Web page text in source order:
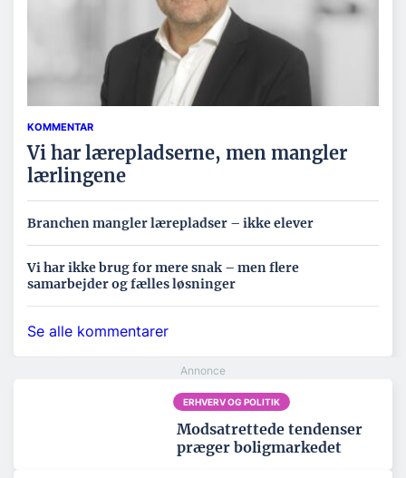
KOMMENTAR
Vi har lærepladserne, men mangler
lærlingene
Branchen mangler lærepladser – ikke elever
Vi har ikke brug for mere snak – men flere
samarbejder og fælles løsninger
Se alle kommentarer
ERHVERV OG POLITIK
Modsatrettede tendenser
præger boligmarkedet